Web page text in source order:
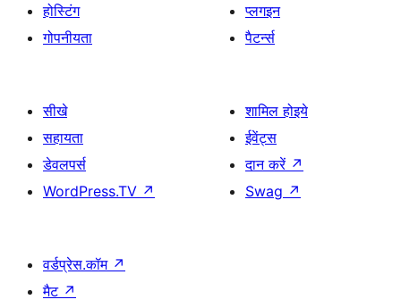
होस्टिंग
गोपनीयता
प्लगइन
पैटर्न्स
सीखे
सहायता
डेवलपर्स
WordPress.TV ↗
शामिल होइये
ईवेंट्स
दान करें ↗
Swag ↗
वर्डप्रेस.कॉम ↗
मैट ↗